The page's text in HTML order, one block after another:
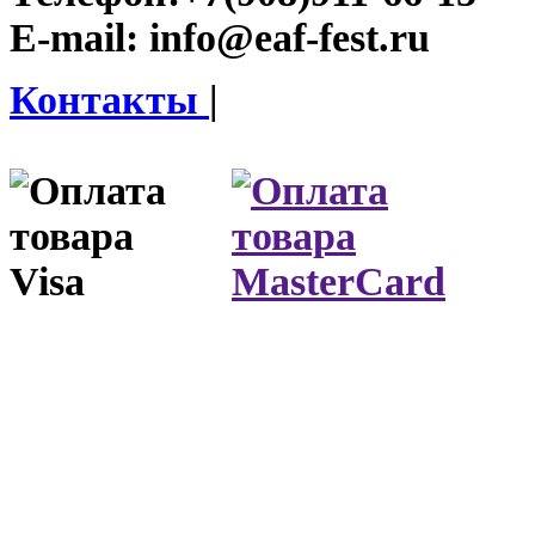
E-mail: info@eaf-fest.ru
Контакты |